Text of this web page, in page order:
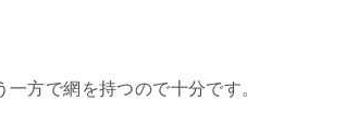
方で網を持つので十分です。